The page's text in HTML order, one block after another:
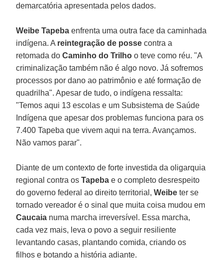
demarcatória apresentada pelos dados.
Weibe Tapeba enfrenta uma outra face da caminhada
indígena. A reintegração de posse contra a
retomada doCaminho do Trilho o teve como réu. "A
criminalização também não é algo novo. Já sofremos
processos por dano ao patrimônio e até formação de
quadrilha". Apesar de tudo, o indígena ressalta:
"Temos aqui 13 escolas e um Subsistema de Saúde
Indígena que apesar dos problemas funciona para os
7.400 Tapeba que vivem aqui na terra. Avançamos.
Não vamos parar".
Diante de um contexto de forte investida da oligarquia
regional contra osTapeba e o completo desrespeito
do governo federal ao direito territorial,Weibe ter se
tornado vereador é o sinal que muita coisa mudou em
Caucaia numa marcha irreversível. Essa marcha,
cada vez mais, leva o povo a seguir resiliente
levantando casas, plantando comida, criando os
filhos e botando a história adiante.